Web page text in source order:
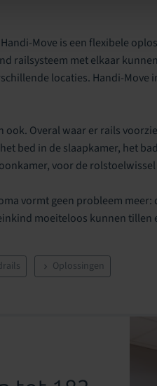
Move is een flexibele
railsysteem met elkaar
locaties. Handi-Move
Overal waar er rails
bed in de slaapkamer, het
voor de rolstoelwissel
vormt geen probleem
moeiteloos kunnen tillen
Oplossingen